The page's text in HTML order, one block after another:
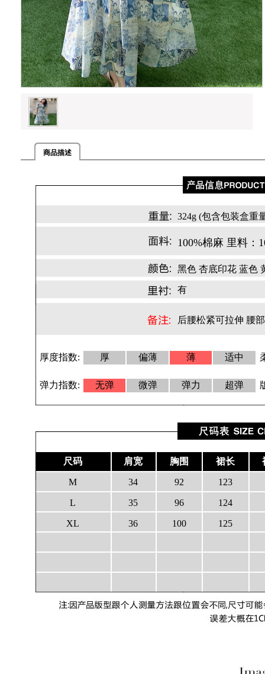
商品描述
324g (包含包装盒重
100%棉麻 里料：
黑色 杏底印花 蓝色
有
后腰松紧可拉伸 腰
厚度指数: 厚 偏薄 薄 适中
弹力指数: 无弹 微弹 弹力 超弹
尺码 肩宽 胸围 裙长
M 34 92 123
L 35 96 124
XL 36 100 125